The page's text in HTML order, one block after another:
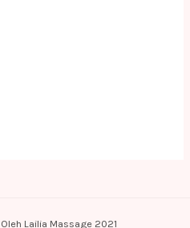
Lailia Massage 2021